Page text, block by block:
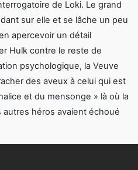
de Loki. Le grand
sur elle et se lâche un peu
apercevoir un détail
Hulk contre le reste de
psychologique, la Veuve
des aveux à celui qui est
et du mensonge » là où la
héros avaient échoué